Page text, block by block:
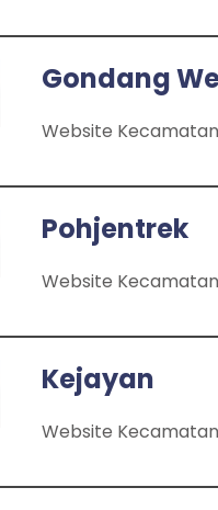
Gondang
Website
Pohjentrek
Website
Kejayan
Website